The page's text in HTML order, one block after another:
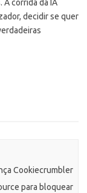
corrida da IA
decidir se quer
Cookiecrumbler
para bloquear